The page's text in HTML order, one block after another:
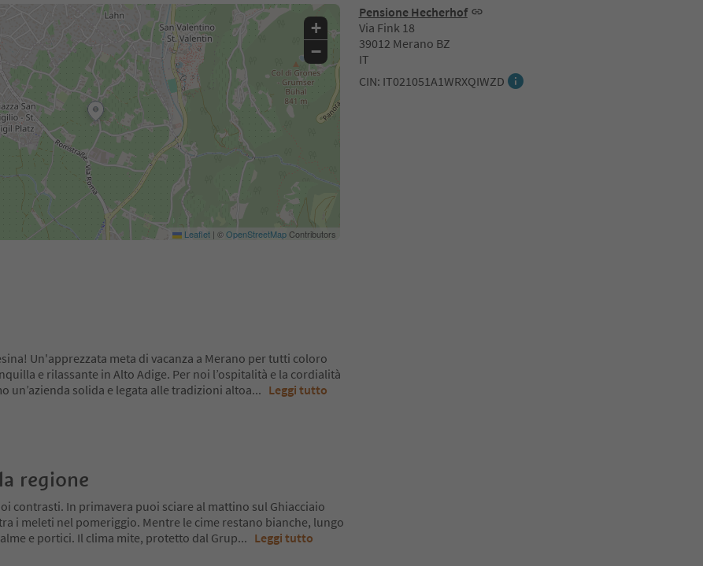
Pensione Hecherhof
Via Fink 18
39012 Merano BZ
IT
CIN: IT021051A1WRXQIWZD
+
−
Leaflet | ©OpenStreetMapContributors
Un'apprezzata meta di vacanza a Merano per tutti coloro
e rilassante in Alto Adige. Per noi l’ospitalità e la cordialità
un’azienda solida e legata alle tradizioni altoa... Leggi tutto
regione
contrasti. In primavera puoi sciare al mattino sul Ghiacciaio
i meleti nel pomeriggio. Mentre le cime restano bianche, lungo
e portici. Il clima mite, protetto dal Grup... Leggi tutto